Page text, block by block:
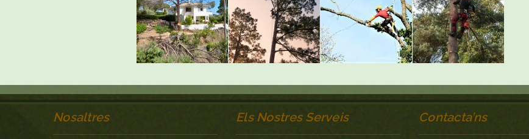
Nosaltres Els Nostres Serveis Contacta’ns